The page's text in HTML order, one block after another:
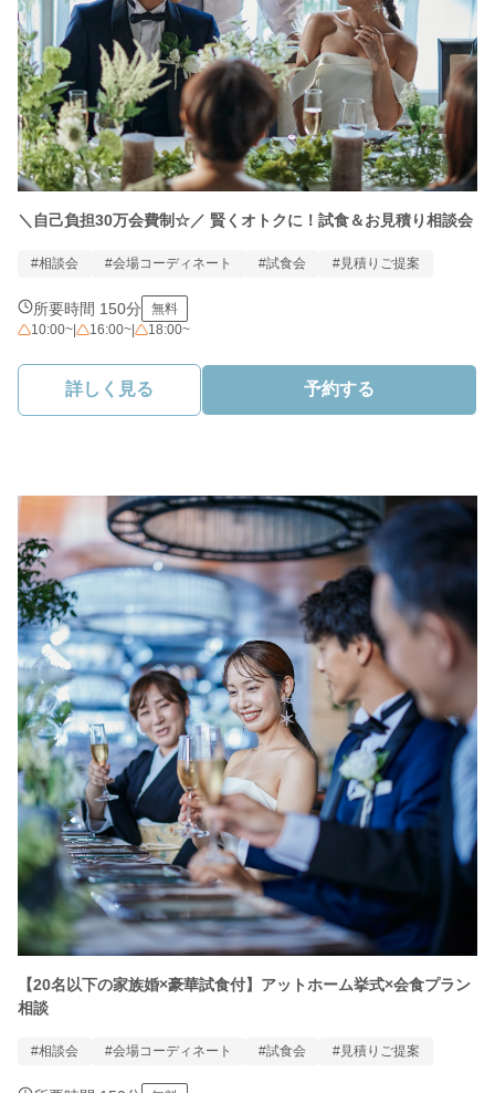
＼自己負担30万会費制☆／ 賢くオトクに！試食＆お見積り相談会
#相談会 #会場コーディネート #試食会 #見積りご提案
所要時間 150分
無料
10:00~
16:00~ 18:00~
詳しく見る 予約する
【20名以下の家族婚×豪華試食付】アットホーム挙式×会食プラン
相談
#相談会 #会場コーディネート #試食会 #見積りご提案